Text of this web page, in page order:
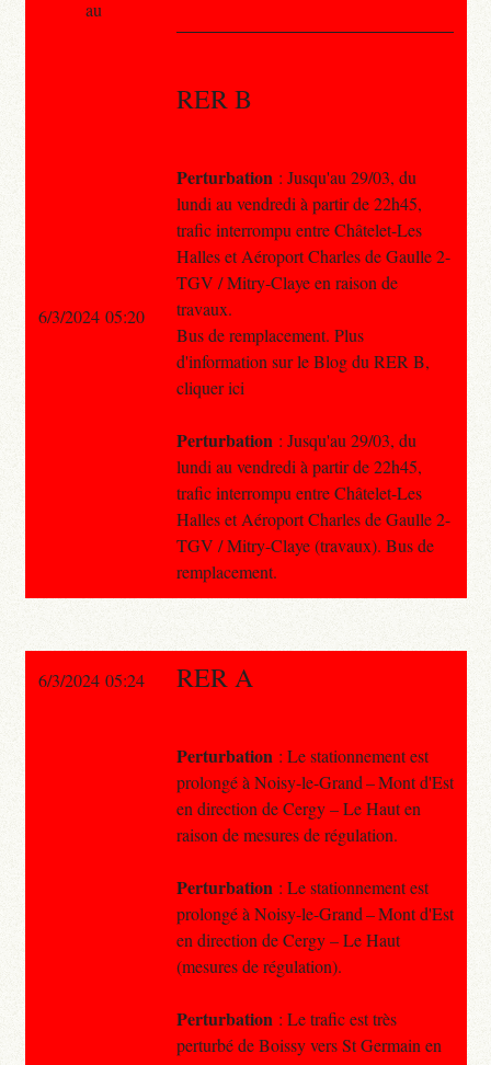
RER B
Perturbation : Jusqu'au 29/03, du
lundi au vendredi à partir de 22h45,
trafic interrompu entre Châtelet-Les
Halles et Aéroport Charles de Gaulle 2-
TGV / Mitry-Claye en raison de
travaux.
Bus de remplacement. Plus
d'information sur le Blog du RER B,
cliquer ici
Perturbation : Jusqu'au 29/03, du
lundi au vendredi à partir de 22h45,
trafic interrompu entre Châtelet-Les
Halles et Aéroport Charles de Gaulle 2-
TGV / Mitry-Claye (travaux). Bus de
remplacement.
au
6/3/2024 05:20
6/3/2024 05:24 RER A
Perturbation : Le stationnement est
prolongé à Noisy-le-Grand – Mont d'Est
en direction de Cergy – Le Haut en
raison de mesures de régulation.
Perturbation : Le stationnement est
prolongé à Noisy-le-Grand – Mont d'Est
en direction de Cergy – Le Haut
(mesures de régulation).
Perturbation : Le trafic est très
perturbé de Boissy vers St Germain en